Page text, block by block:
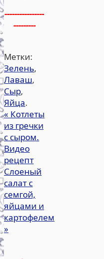
----------------
---------
Метки:
Зелень,
Лаваш,
Сыр,
Яйца.
« Котлеты
из гречки
с сыром.
Видео
рецепт
Слоеный
салат с
семгой,
яйцами и
картофелем
»